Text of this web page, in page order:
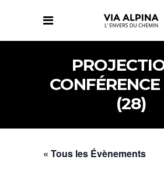
(28)
« Tous les Évènements